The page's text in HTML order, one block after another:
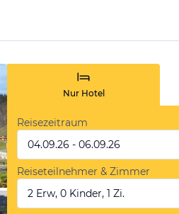
Nur Hotel
Reisezeitraum
04.09.26 - 06.09.26
Reiseteilnehmer & Zimmer
2 Erw, 0 Kinder, 1 Zi.